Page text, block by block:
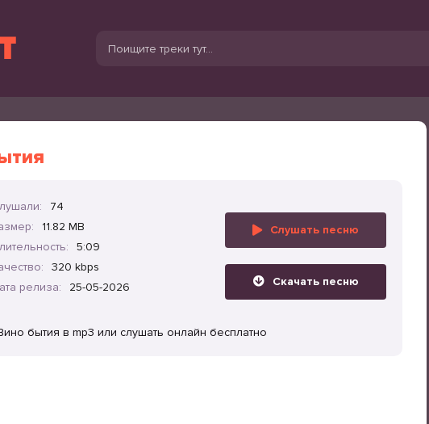
74
11.82 MB
5:09
320 kbps
релиза:
25-05-2026
Слушать песню
Скачать песню
бытия в mp3 или слушать онлайн бесплатно